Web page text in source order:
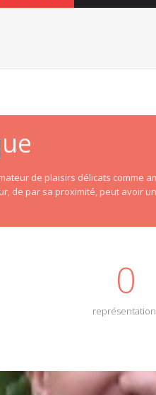
de plaisirs délicats comme
de par sa proximité, peut avoir
0